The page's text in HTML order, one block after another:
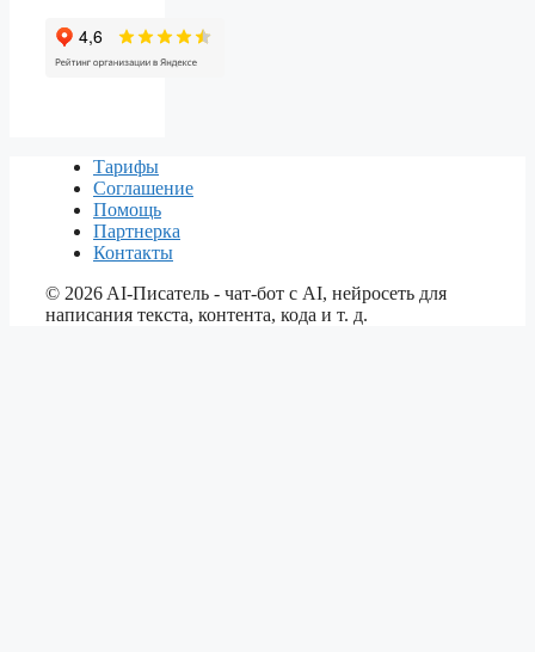
Тарифы
Соглашение
Помощь
Партнерка
Контакты
© 2026 AI-Писатель - чат-бот с AI, нейросеть для
написания текста, контента, кода и т. д.